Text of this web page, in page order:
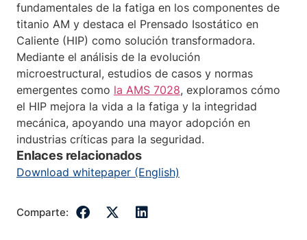
fundamentales de la fatiga en los componentes de
titanio AM y destaca el Prensado Isostático en
Caliente (HIP) como solución transformadora.
Mediante el análisis de la evolución
microestructural, estudios de casos y normas
emergentes como la AMS 7028, exploramos cómo
el HIP mejora la vida a la fatiga y la integridad
mecánica, apoyando una mayor adopción en
industrias críticas para la seguridad.
Enlaces relacionados
Download whitepaper (English)
Comparte: